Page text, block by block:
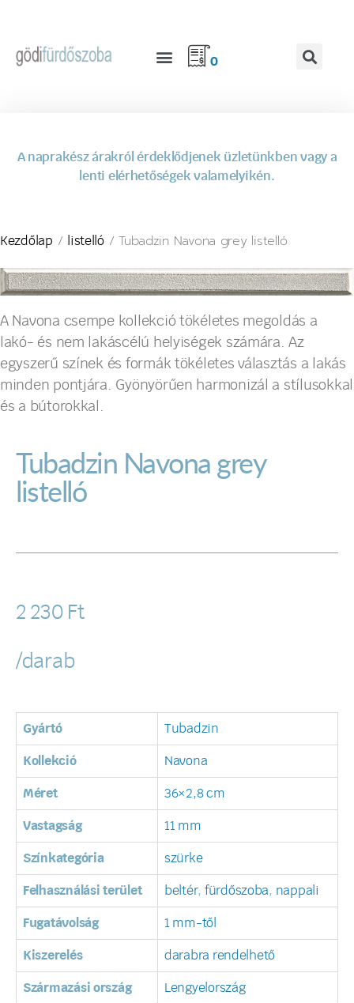
0
A naprakész árakról érdeklődjenek üzletünkben vagy a
lenti elérhetőségek valamelyikén.
Kezdőlap / listelló/ Tubadzin Navona grey listelló
A Navona csempe kollekció tökéletes megoldás a
lakó- és nem lakáscélú helyiségek számára. Az
egyszerű színek és formák tökéletes választás a lakás
minden pontjára. Gyönyörűen harmonizál a stílusokkal
és a bútorokkal.
Tubadzin Navona grey
listelló
2 230 Ft
/darab
Gyártó Tubadzin
Kollekció Navona
Méret 36×2,8 cm
Vastagság 11 mm
Színkategória szürke
Felhasználási terület beltér, fürdőszoba, nappali
Fugatávolság 1 mm-től
Kiszerelés darabra rendelhető
Származási ország Lengyelország